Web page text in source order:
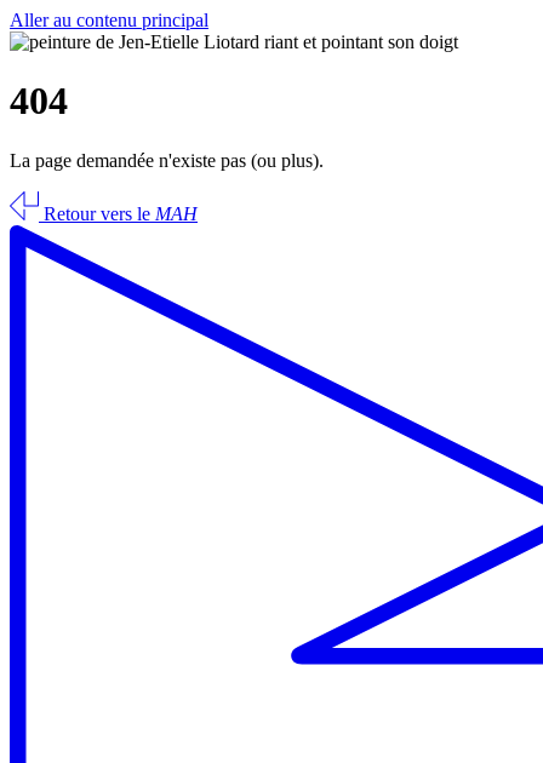
Aller au contenu principal
404
La page demandée n'existe pas (ou plus).
Retour vers le MAH